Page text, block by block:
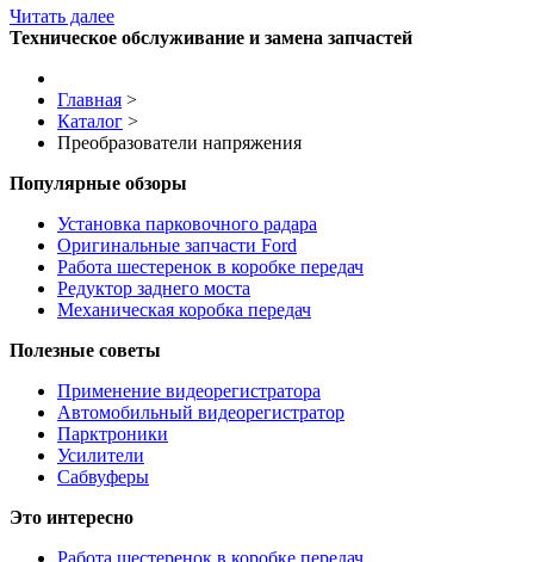
Читать далее
Техническое обслуживание и замена запчастей
Главная >
Каталог >
Преобразователи напряжения
Популярные обзоры
Установка парковочного радара
Оригинальные запчасти Ford
Работа шестеренок в коробке передач
Редуктор заднего моста
Механическая коробка передач
Полезные советы
Применение видеорегистратора
Автомобильный видеорегистратор
Парктроники
Усилители
Cабвуферы
Это интересно